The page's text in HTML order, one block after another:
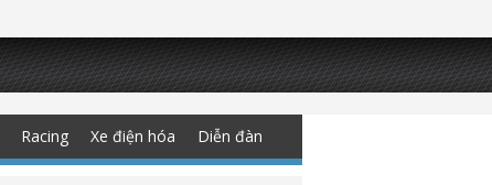
Racing Xe điện hóa Diễn đàn